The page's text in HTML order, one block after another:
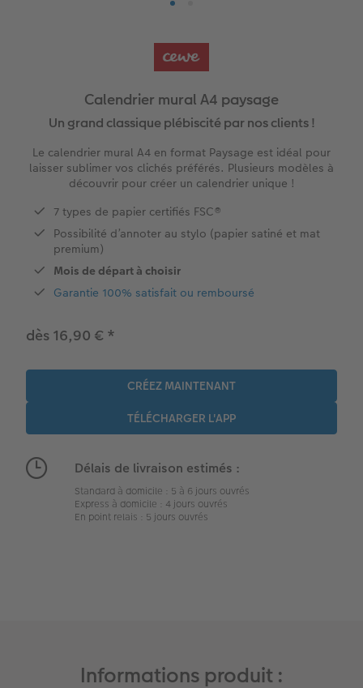
Livre photo Carré
Livre photo A5 Paysage
Album photo lin ou cuir
Thèmes d'albums photo
Livre photo de l’année
Album photo mariage
Album photo famille
Tirage photo carrés
Tirage photo rétro
Poster photo
Agrandissement photo
Lot de photos
Boite photo souvenirs
Trouver une borne
Photo sous plexi
Photo sur carton mousse
Cadres photo
Pêle-mêle photo
Cadre multi photos
Affiche carte personnalisée
Boule à neige personnalisée
E-carte cadeau PHOTO E.Leclerc
Jeux personnalisés
Décoration personnalisée
Textiles personnalisés
Ecole et bureau
Boîte cadeau
Faber Castell
Carte remerciement
Cartes évènement avec rabat
Faire-part avec photo détachable
Calendrier mural A4 paysage
Un grand classique plébiscité par nos clients !
Le calendrier mural A4 en format Paysage est idéal pour
laisser sublimer vos clichés préférés. Plusieurs modèles à
découvrir pour créer un calendrier unique !
7 types de papier certifiés FSC®
Possibilité d’annoter au stylo (papier satiné et mat
premium)
Mois de départ à choisir
Garantie 100% satisfait ou remboursé
dès 16,90 € *
Délais de livraison estimés :
Standard à domicile : 5 à 6 jours ouvrés
Express à domicile : 4 jours ouvrés
En point relais : 5 jours ouvrés
Informations produit :